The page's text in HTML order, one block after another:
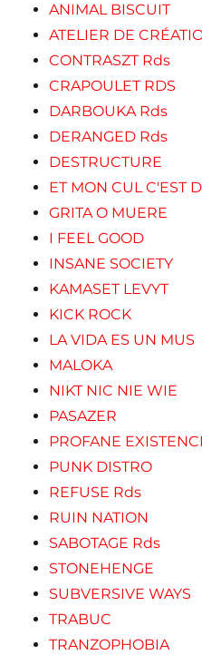
ANIMAL BISCUIT
ATELIER DE
CONTRASZT Rds
CRAPOULET RDS
DARBOUKA Rds
DERANGED Rds
DESTRUCTURE
ET MON CUL C'EST
GRITA O MUERE
I FEEL GOOD
INSANE SOCIETY
KAMASET LEVYT
KICK ROCK
LA VIDA ES UN MUS
MALOKA
NIKT NIC NIE WIE
PASAZER
PROFANE
PUNK DISTRO
REFUSE Rds
RUIN NATION
SABOTAGE Rds
STONEHENGE
SUBVERSIVE WAYS
TRABUC
TRANZOPHOBIA